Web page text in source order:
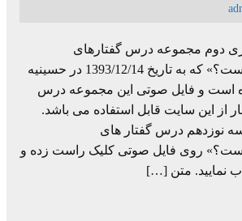
دوم مجموعه درس گفتارهای
«هرمنوتیک جدید چیست؟» که به تاریخ 1393/12/14 در حسینیه
است و فایل صوتی این مجموعه درس
از این سایت قابل استفاده می باشد.
نوزدهم درس گفتار های
روی فایل صوتی کلیک راست زده و
نمایید. متن […]